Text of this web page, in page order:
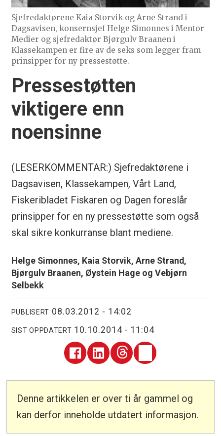
Sjefredaktørene Kaia Storvik og Arne Strand i
Dagsavisen, konsernsjef Helge Simonnes i Mentor
Medier og sjefredaktør Bjørgulv Braanen i
Klassekampen er fire av de seks som legger fram
prinsipper for ny pressestøtte.
Pressestøtten
viktigere enn
noensinne
(LESERKOMMENTAR:) Sjefredaktørene i
Dagsavisen, Klassekampen, Vårt Land,
Fiskeribladet Fiskaren og Dagen foreslår
prinsipper for en ny pressestøtte som også
skal sikre konkurranse blant mediene.
Helge Simonnes, Kaia Storvik, Arne Strand,
Bjørgulv Braanen, Øystein Hage og Vebjørn
Selbekk
PUBLISERT 08.03.2012 - 14:02
SIST OPPDATERT 10.10.2014 - 11:04
Denne artikkelen er over ti år gammel og
kan derfor inneholde utdatert informasjon.